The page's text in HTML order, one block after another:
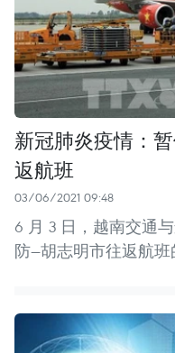
新冠肺炎疫情：
返航班
03/06/2021 09:48
6 月 3 日，越南交通
防—胡志明市往返航班